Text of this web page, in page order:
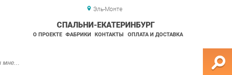
Эль-Монте
СПАЛЬНИ-ЕКАТЕРИНБУРГ
О ПРОЕКТЕ ФАБРИКИ КОНТАКТЫ ОПЛАТА И ДОСТАВКА